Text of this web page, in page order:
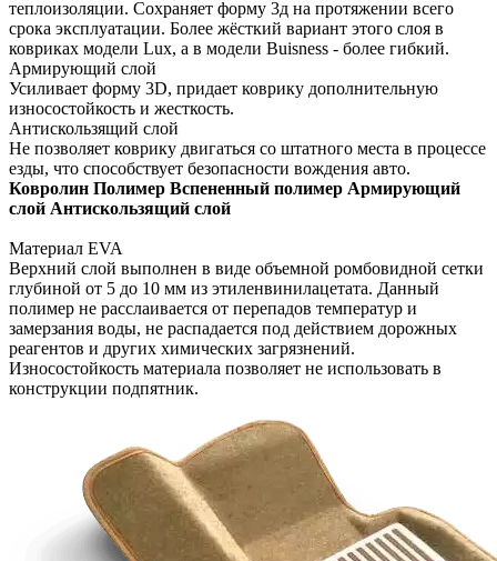
теплоизоляции. Сохраняет форму 3д на протяжении всего
срока эксплуатации. Более жёсткий вариант этого слоя в
ковриках модели Lux, а в модели Buisness - более гибкий.
Армирующий слой
Усиливает форму 3D, придает коврику дополнительную
износостойкость и жесткость.
Антискользящий слой
Не позволяет коврику двигаться со штатного места в процессе
езды, что способствует безопасности вождения авто.
Ковролин Полимер Вспененный полимер Армирующий
слой Антискользящий слой
Материал EVA
Верхний слой выполнен в виде объемной ромбовидной сетки
глубиной от 5 до 10 мм из этиленвинилацетата. Данный
полимер не расслаивается от перепадов температур и
замерзания воды, не распадается под действием дорожных
реагентов и других химических загрязнений.
Износостойкость материала позволяет не использовать в
конструкции подпятник.